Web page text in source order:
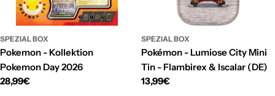
SPEZIAL BOX
Pokemon - Kollektion
Pokemon Day 2026
Regulärer
28,99€
SPEZIAL BOX
Pokémon - Lumiose City Mini
Tin - Flambirex & Iscalar (DE)
Regulärer
13,99€